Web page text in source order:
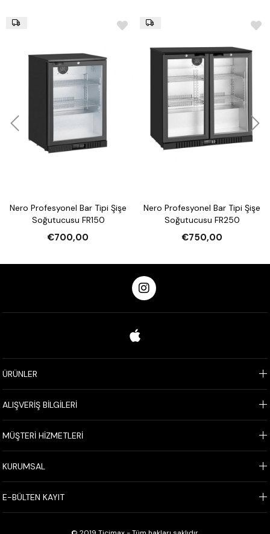
Nero Profesyonel Bar Tipi Şişe
Soğutucusu FR150
€700,00
Nero Profesyonel Bar Tipi Şişe
Soğutucusu FR250
€750,00
ÜRÜNLER
ALIŞVERİŞ BİLGİLERİ
MÜŞTERİ HİZMETLERİ
KURUMSAL
E-BÜLTEN KAYIT